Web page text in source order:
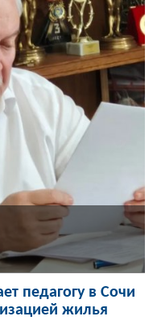
педагогу в Сочи
жилья